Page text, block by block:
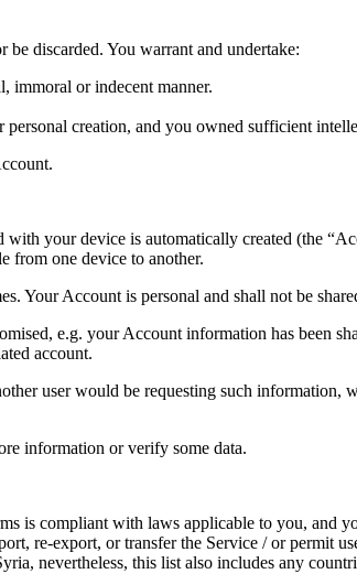
discarded. You warrant and undertake:
immoral or indecent manner.
creation, and you owned sufficient
your device is automatically created (the
from one device to another.
Your Account is personal and shall not be
e.g. your Account information has been
account.
user would be requesting such
information or verify some data.
is compliant with laws applicable to you,
re-export, or transfer the Service / or permit
nevertheless, this list also includes any